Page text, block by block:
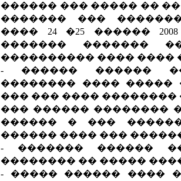
������ ��� ����� ��
������� ���
���� 24 �25 ������
������� �������
���������� ���� ����
- ������ ������
�������� ����
��� ��� ����
��� ������ ��������
������ � ���
������ ���� ���
- ������� ������
�������� �� �����
- ����� ������ ����